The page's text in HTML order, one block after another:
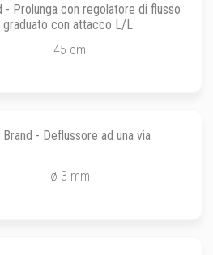
- Prolunga con regolatore di flusso
graduato con attacco L/L
45 cm
Brand - Deflussore ad una via
ø 3 mm